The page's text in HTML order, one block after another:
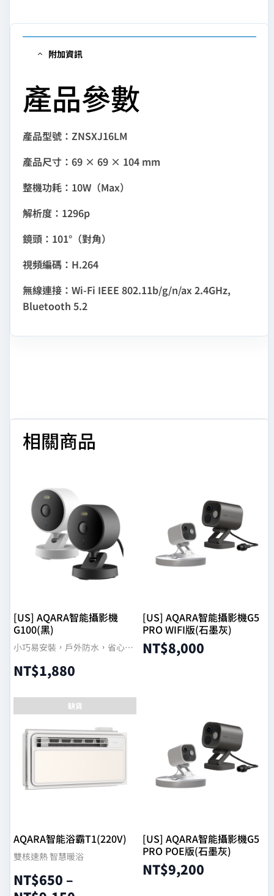
附加資訊
產品參數
產品型號：ZNSXJ16LM
產品尺寸：69 × 69 × 104 mm
整機功耗：10W（Max）
解析度：1296p
鏡頭：101°（對角）
視頻編碼：H.264
無線連接：Wi-Fi IEEE 802.11b/g/n/ax 2.4GHz,
Bluetooth 5.2
相關商品
[US] AQARA智能攝影機
G100(黑)
小巧易安裝，戶外防水，省心安
NT$1,880
選擇規格
[US] AQARA智能攝影機G5
PRO WIFI版(石墨灰)
NT$8,000
缺貨
AQARA智能浴霸T1(220V)
雙核速熱 智慧暖浴
NT$650 –
[US] AQARA智能攝影機G5
PRO POE版(石墨灰)
NT$9,200